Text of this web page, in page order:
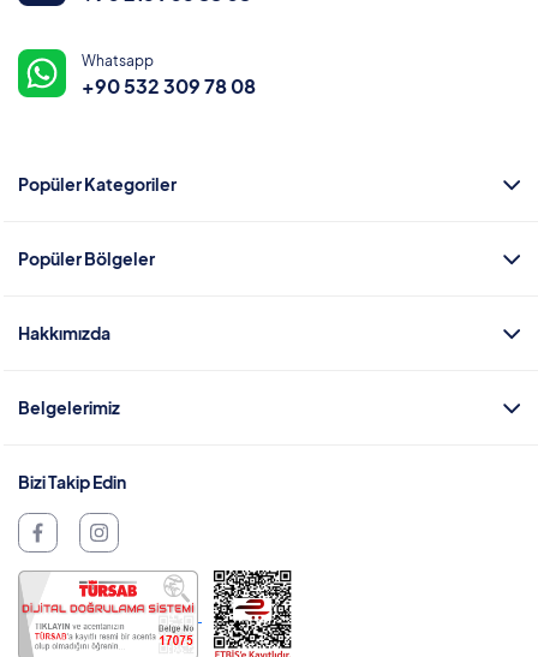
Whatsapp
+90 532 309 78 08
Popüler Kategoriler
Popüler Bölgeler
Hakkımızda
Belgelerimiz
Bizi Takip Edin